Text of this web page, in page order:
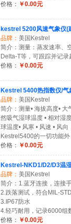
价格： ￥0.00元
kestrel 5200风速气象仪(
品牌： 美国Kestrel
简介：测量：蒸发速率、
Delta-T等，可跟踪并记录
价格： ￥0.00元
Kestrel 5400热指数仪/气
品牌： 美国Kestrel
简介：测量• 海拔高度• 大
然吸气湿球温度 • 相对湿
球温度• 风寒 • 风速 • 风
Kestrel5400的一切功能外
价格： ￥0.00元
Kestrel-NKD1/D2/D3温
品牌： 美国Kestrel
简介：1.蓝牙连接，连接
2.跌落测试，符合MIL-
3.IP67防水
4.轻巧耐用，记录6000组
价格： ￥0.00元